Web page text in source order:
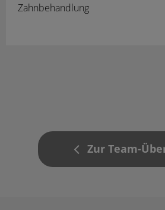
Zahnbehandlung
Zur Team-